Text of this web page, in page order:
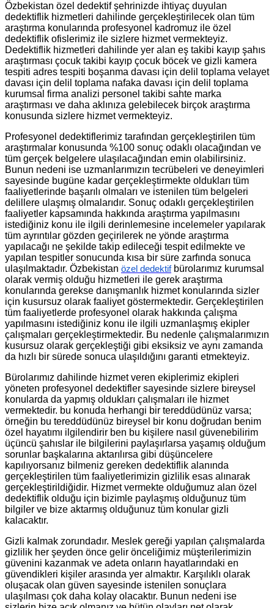
Özbekistan özel dedektif şehrinizde ihtiyaç duyulan
dedektiflik hizmetleri dahilinde gerçekleştirilecek olan tüm
araştırma konularında profesyonel kadromuz ile özel
dedektiflik ofislerimiz ile sizlere hizmet vermekteyiz.
Dedektiflik hizmetleri dahilinde yer alan eş takibi kayıp şahıs
araştırması çocuk takibi kayıp çocuk böcek ve gizli kamera
tespiti adres tespiti boşanma davası için delil toplama velayet
davası için delil toplama nafaka davası için delil toplama
kurumsal firma analizi personel takibi sahte marka
araştırması ve daha aklınıza gelebilecek birçok araştırma
konusunda sizlere hizmet vermekteyiz.
Profesyonel dedektiflerimiz tarafından gerçekleştirilen tüm
araştırmalar konusunda %100 sonuç odaklı olacağından ve
tüm gerçek belgelere ulaşılacağından emin olabilirsiniz.
Bunun nedeni ise uzmanlarımızın tecrübeleri ve deneyimleri
sayesinde bugüne kadar gerçekleştirmekte oldukları tüm
faaliyetlerinde başarılı olmaları ve istenilen tüm belgeleri
delillere ulaşmış olmalarıdır. Sonuç odaklı gerçekleştirilen
faaliyetler kapsamında hakkında araştırma yapılmasını
istediğiniz konu ile ilgili derinlemesine incelemeler yapılarak
tüm ayrıntılar gözden geçirilerek ne yönde araştırma
yapılacağı ne şekilde takip edileceği tespit edilmekte ve
yapılan tespitler sonucunda kısa bir süre zarfında sonuca
ulaşılmaktadır. Özbekistan özel dedektifbürolarımız kurumsal
olarak vermiş olduğu hizmetleri ile gerek araştırma
konularında gerekse danışmanlık hizmet konularında sizler
için kusursuz olarak faaliyet göstermektedir. Gerçekleştirilen
tüm faaliyetlerde profesyonel olarak hakkında çalışma
yapılmasını istediğiniz konu ile ilgili uzmanlaşmış ekipler
çalışmaları gerçekleştirmektedir. Bu nedenle çalışmalarımızın
kusursuz olarak gerçekleştiği gibi eksiksiz ve aynı zamanda
da hızlı bir sürede sonuca ulaşıldığını garanti etmekteyiz.
Bürolarımız dahilinde hizmet veren ekiplerimiz ekipleri
yöneten profesyonel dedektifler sayesinde sizlere bireysel
konularda da yapmış oldukları çalışmaları ile hizmet
vermektedir. bu konuda herhangi bir tereddüdünüz varsa;
örneğin bu tereddüdünüz bireysel bir konu doğrudan benim
özel hayatımı ilgilendirir ben bu kişilere nasıl güvenebilirim
üçüncü şahıslar ile bilgilerini paylaşırlarsa yaşamış olduğum
sorunlar başkalarına aktarılırsa gibi düşüncelere
kapılıyorsanız bilmeniz gereken dedektiflik alanında
gerçekleştirilen tüm faaliyetlerimizin gizlilik esas alınarak
gerçekleştirildiğidir. Hizmet vermekte olduğumuz alan özel
dedektiflik olduğu için bizimle paylaşmış olduğunuz tüm
bilgiler ve bize aktarmış olduğunuz tüm konular gizli
kalacaktır.
Gizli kalmak zorundadır. Meslek gereği yapılan çalışmalarda
gizlilik her şeyden önce gelir önceliğimiz müşterilerimizin
güvenini kazanmak ve adeta onların hayatlarındaki en
güvendikleri kişiler arasında yer almaktır. Karşılıklı olarak
oluşacak olan güven sayesinde istenilen sonuçlara
ulaşılması çok daha kolay olacaktır. Bunun nedeni ise